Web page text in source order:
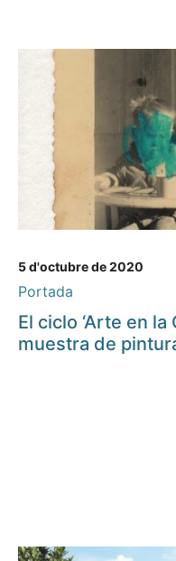
5 d'octubre de 2020
Portada
El ciclo ‘Arte en
muestra de